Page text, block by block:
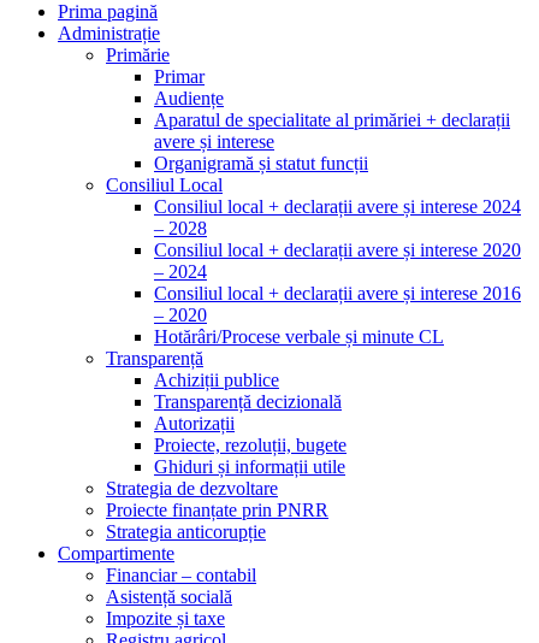
Prima pagină
Administrație
Primărie
Primar
Audiențe
Aparatul de specialitate al primăriei + declarații
avere și interese
Organigramă și statut funcții
Consiliul Local
Consiliul local + declarații avere și interese 2024
– 2028
Consiliul local + declarații avere și interese 2020
– 2024
Consiliul local + declarații avere și interese 2016
– 2020
Hotărâri/Procese verbale și minute CL
Transparență
Achiziții publice
Transparență decizională
Autorizații
Proiecte, rezoluții, bugete
Ghiduri și informații utile
Strategia de dezvoltare
Proiecte finanțate prin PNRR
Strategia anticorupție
Compartimente
Financiar – contabil
Asistență socială
Impozite și taxe